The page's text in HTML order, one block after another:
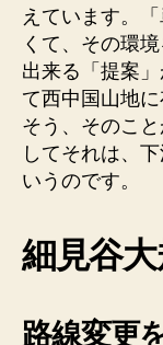
えています。
くて、その環
出来る「提案
て西中国山地
そう、そのこ
してそれは、
いうのです。
細見谷
路線変更